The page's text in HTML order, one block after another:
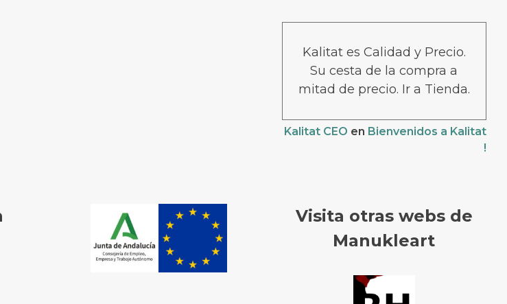
Kalitat es Calidad y Precio.
Su cesta de la compra a
mitad de precio. Ir a Tienda.
Kalitat CEO en Bienvenidos a Kalitat
!
Visita otras webs de
Manukleart